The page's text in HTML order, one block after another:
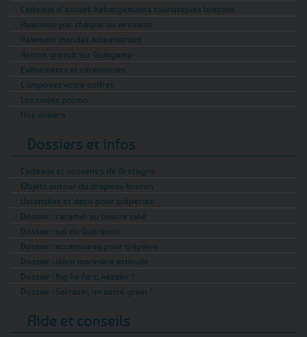
Cadeaux d’accueil hébergements touristiques bretons
Paiement par chèque ou virement
Paiement mandat administratif
Retrait gratuit sur Guingamp
Evénements et cérémonies
Composez votre coffret
Les codes promo
Nos univers
Dossiers et infos
Cadeaux et souvenirs de Bretagne
Objets autour du drapeau breton
Ustensiles et déco pour crêperies
Dossier : caramel au beurre salé
Dossier : sel de Guérande
Dossier : accessoires pour crêpière
Dossier : déco marinière attitude
Dossier : Kig ha Farz, kézako ?
Dossier : Sarrasin, un sacré grain !
Aide et conseils